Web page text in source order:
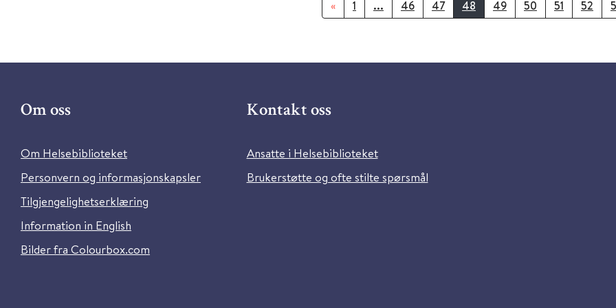
« 1 ... 46 47 48 49 50 51 52
Om oss
Om Helsebiblioteket
Personvern og informasjonskapsler
Tilgjengelighetserklæring
Information in English
Bilder fra Colourbox.com
Kontakt oss
Ansatte i Helsebiblioteket
Brukerstøtte og ofte stilte spørsmål